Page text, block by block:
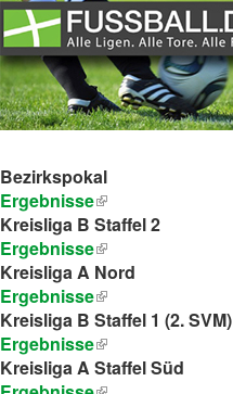
Bezirkspokal
Ergebnisse
Kreisliga B Staffel 2
Ergebnisse
Kreisliga A Nord
Ergebnisse
Kreisliga B Staffel 1 (2. SVM)
Ergebnisse
Kreisliga A Staffel Süd